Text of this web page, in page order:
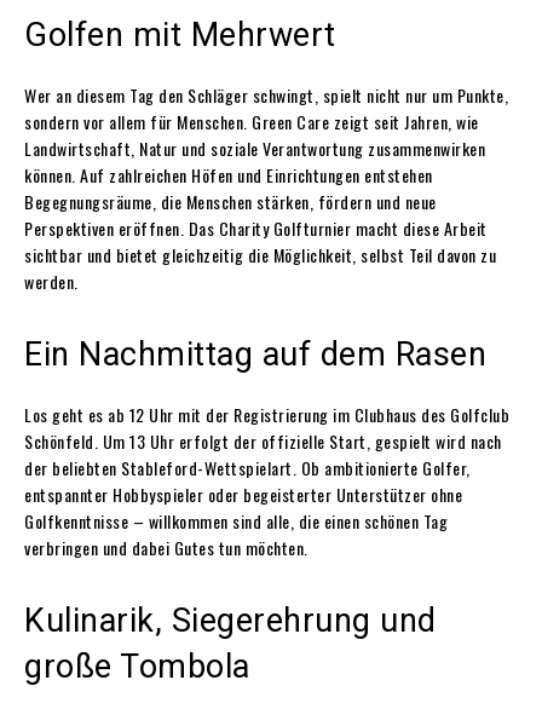
Golfen mit Mehrwert
Wer an diesem Tag den Schläger schwingt, spielt nicht nur um Punkte,
sondern vor allem für Menschen. Green Care zeigt seit Jahren, wie
Landwirtschaft, Natur und soziale Verantwortung zusammenwirken
können. Auf zahlreichen Höfen und Einrichtungen entstehen
Begegnungsräume, die Menschen stärken, fördern und neue
Perspektiven eröffnen. Das Charity Golfturnier macht diese Arbeit
sichtbar und bietet gleichzeitig die Möglichkeit, selbst Teil davon zu
werden.
Ein Nachmittag auf dem Rasen
Los geht es ab 12 Uhr mit der Registrierung im Clubhaus des Golfclub
Schönfeld. Um 13 Uhr erfolgt der offizielle Start, gespielt wird nach
der beliebten Stableford-Wettspielart. Ob ambitionierte Golfer,
entspannter Hobbyspieler oder begeisterter Unterstützer ohne
Golfkenntnisse – willkommen sind alle, die einen schönen Tag
verbringen und dabei Gutes tun möchten.
Kulinarik, Siegerehrung und
große Tombola